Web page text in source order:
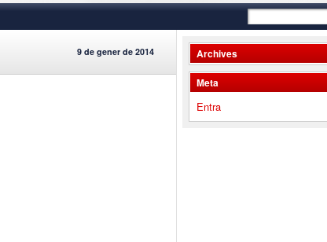
9 de gener de 2014 Archives
Meta
Entra